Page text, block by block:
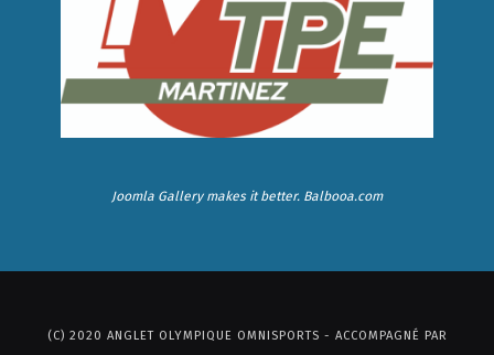
Joomla Gallerymakes it better. Balbooa.com
(C) 2020 ANGLET OLYMPIQUE OMNISPORTS - ACCOMPAGNÉ PAR